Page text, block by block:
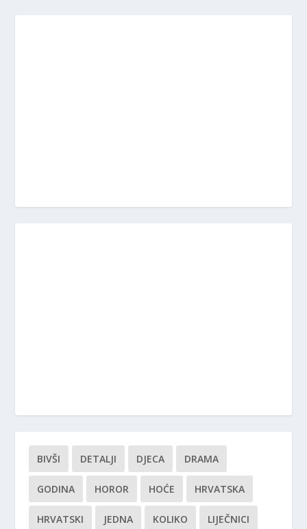
BIVŠI DETALJI DJECA DRAMA
GODINA HOROR HOĆE HRVATSKA
HRVATSKI JEDNA KOLIKO LIJEČNICI